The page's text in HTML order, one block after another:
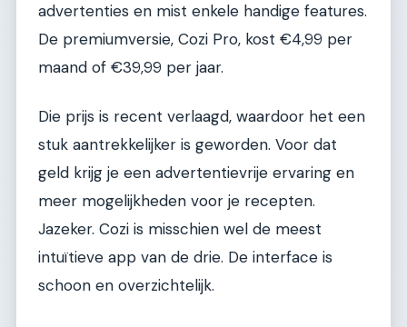
advertenties en mist enkele handige features.
De premiumversie, Cozi Pro, kost €4,99 per
maand of €39,99 per jaar.
Die prijs is recent verlaagd, waardoor het een
stuk aantrekkelijker is geworden. Voor dat
geld krijg je een advertentievrije ervaring en
meer mogelijkheden voor je recepten.
Jazeker. Cozi is misschien wel de meest
intuïtieve app van de drie. De interface is
schoon en overzichtelijk.